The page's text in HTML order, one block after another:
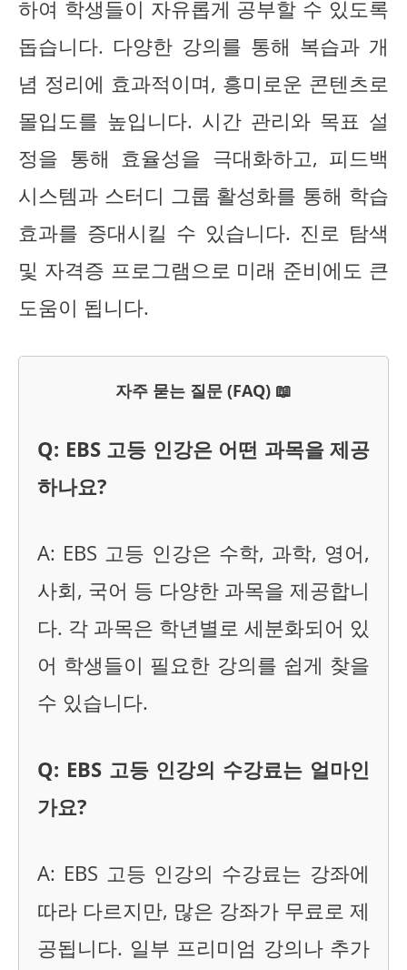
하여 학생들이 자유롭게 공부할 수 있도록
돕습니다. 다양한 강의를 통해 복습과 개
념 정리에 효과적이며, 흥미로운 콘텐츠로
몰입도를 높입니다. 시간 관리와 목표 설
정을 통해 효율성을 극대화하고, 피드백
시스템과 스터디 그룹 활성화를 통해 학습
효과를 증대시킬 수 있습니다. 진로 탐색
및 자격증 프로그램으로 미래 준비에도 큰
도움이 됩니다.
자주 묻는 질문 (FAQ) 📖
Q: EBS 고등 인강은 어떤 과목을 제공
하나요?
A: EBS 고등 인강은 수학, 과학, 영어,
사회, 국어 등 다양한 과목을 제공합니
다. 각 과목은 학년별로 세분화되어 있
어 학생들이 필요한 강의를 쉽게 찾을
수 있습니다.
Q: EBS 고등 인강의 수강료는 얼마인
가요?
A: EBS 고등 인강의 수강료는 강좌에
따라 다르지만, 많은 강좌가 무료로 제
공됩니다. 일부 프리미엄 강의나 추가